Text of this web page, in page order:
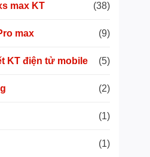
max KT (38)
max (9)
KT điện tử mobile (5)
(2)
(1)
(1)